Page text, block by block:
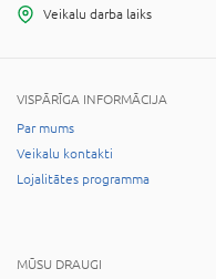
Veikalu darba laiks
VISPĀRĪGA INFORMĀCIJA
Par mums
Veikalu kontakti
Lojalitātes programma
MŪSU DRAUGI